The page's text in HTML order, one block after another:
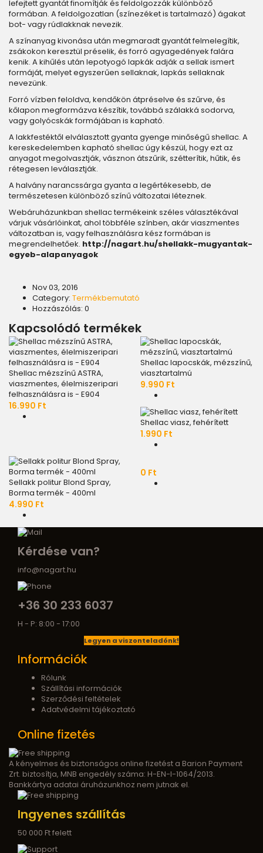
lefejtett gyantát finomítják és feldolgozzák különböző
formában. A feldolgozatlan (színezéket is tartalmazó) ágakat
bot- vagy rúdlakknak nevezik.
A színanyag kivonása után megmaradt gyantát felmelegítik,
zsákokon keresztül préselik, és forró agyagedények falára
kenik. A kihűlés után lepotyogó lapkák adják a sellak ismert
formáját, melyet egyszerűen sellaknak, lapkás sellaknak
nevezünk.
Forró vízben feloldva, kendőkön átpréselve és szűrve, és
kőlapon megformázva készítik, továbbá szálakká sodorva,
vagy golyócskák formájában is kapható.
A lakkfestéktől elválasztott gyanta gyenge minőségű shellac. A
kereskedelemben kapható shellac úgy készül, hogy ezt az
anyagot megolvasztják, vásznon átszűrik, szétterítik, hűtik, és
rétegesen leválasztják.
A halvány narancssárga gyanta a legértékesebb, de
természetesen különböző színű változatai léteznek.
Webáruházunkban shellac termékeink széles választékával
várjuk vásárlóinkat, ahol többféle színben, akár viaszmentes
változatban is, vagy felhasználásra kész formában is
megrendelhetőek. http://nagart.hu/shellakk-mugyantak-
egyeb-alapanyagok
Nov03, 2016
Category: Termékbemutató
Hozzászólás: 0
Kapcsolódó termékek
Shellac mézszínű ASTRA,
viaszmentes, élelmiszeripari
felhasználásra is - E904
16.990 Ft
Shellac lapocskák, mézszínű,
viasztartalmú
9.990 Ft
Shellac viasz, fehérített
1.990 Ft
Sellakk politur Blond Spray,
Borma termék - 400ml
4.990 Ft
0 Ft
Kérdése van?
info@nagart.hu
+36 30 233 6037
H - P: 8:00 - 17:00
Legyen a viszonteladónk!
Információk
Rólunk
Szállítási információk
Szerződési feltételek
Adatvédelmi tájékoztató
Online fizetés
A kényelmes és biztonságos online fizetést a Barion Payment
Zrt. biztosítja, MNB engedély száma: H-EN-I-1064/2013.
Bankkártya adatai áruházunkhoz nem jutnak el.
Ingyenes szállítás
50 000 Ft felett